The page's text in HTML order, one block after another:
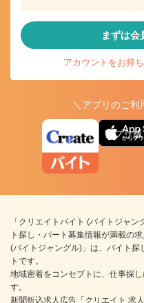
まずは会
アカウントをお持
＼アプリのご利
アプリ
「クリエイトバイト (バイトジャ
ト探し・パート募集情報が満載の
(バイトジャングル)」は、バイト探
トです。
地域密着をコンセプトに、仕事探
す。
新聞折込求人広告「クリエイト 求